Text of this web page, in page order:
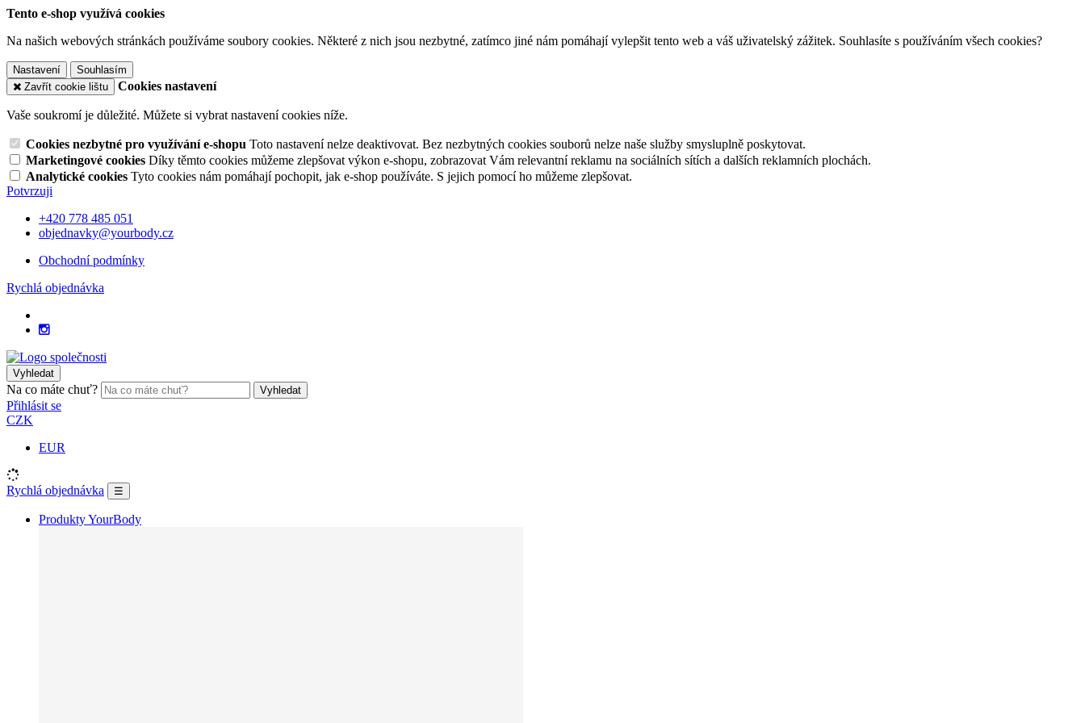
Tento e-shop využívá cookies
Na našich webových stránkách používáme soubory cookies. Některé z nich jsou nezbytné, zatímco jiné nám pomáhají vylepšit tento web a váš uživatelský zážitek. Souhlasíte s používáním všech cookies?
Nastavení
Souhlasím
Zavřít cookie lištu
Cookies nastavení
Vaše soukromí je důležité. Můžete si vybrat nastavení cookies níže.
Cookies nezbytné pro využívání e-shopu Toto nastavení nelze deaktivovat. Bez nezbytných cookies souborů nelze naše služby smysluplně poskytovat.
Marketingové cookies Díky těmto cookies můžeme zlepšovat výkon e-shopu, zobrazovat Vám relevantní reklamu na sociálních sítích a dalších reklamních plochách.
Analytické cookies Tyto cookies nám pomáhají pochopit, jak e-shop používáte. S jejich pomocí ho můžeme zlepšovat.
Potvrzuji
+420 778 485 051
objednavky@yourbody.cz
Obchodní podmínky
Rychlá objednávka
Vyhledat
Na co máte chuť? Vyhledat
Přihlásit se
CZK
EUR
Rychlá objednávka ☰
Produkty YourBody